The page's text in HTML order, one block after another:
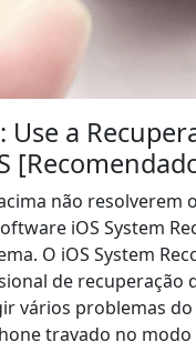
Use a
não resolverem
iOS System
O iOS System
de recuperação
vários problemas do
travado no